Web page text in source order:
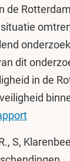
de
dit
in de
S,